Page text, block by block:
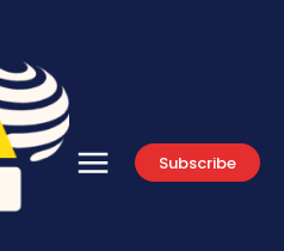
Subscribe